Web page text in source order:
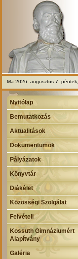
Ma 2026. augusztus 7. péntek,
Nyitólap
Bemutatkozás
Aktualitások
Dokumentumok
Pályázatok
Könyvtár
Diákélet
Közösségi Szolgálat
Felvételi
Kossuth Gimnáziumért
Alapítvány
Galéria